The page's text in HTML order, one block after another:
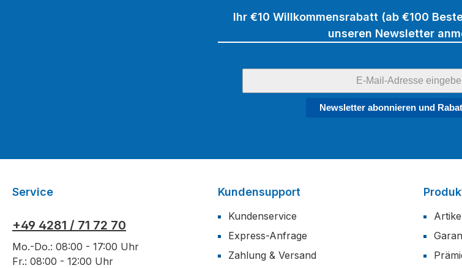
Ihr €10 Willkommensrabatt (ab €100
unseren Newsletter
Newsletter abonnieren und
Service
+49 4281 / 71 72 70
Mo.-Do.: 08:00 - 17:00 Uhr
Fr.: 08:00 - 12:00 Uhr
Kundensupport
Kundenservice
Express-Anfrage
Zahlung & Versand